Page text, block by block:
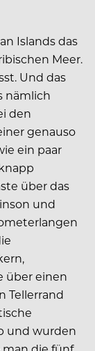
Islands das
Meer.
Und das
nämlich
den
genauso
ein paar
über das
und
über einen
Tellerrand
und wurden